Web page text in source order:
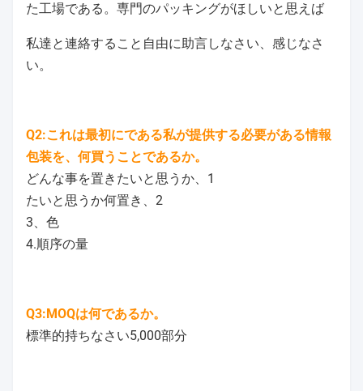
た工場である。専門のパッキングがほしいと思えば
私達と連絡すること自由に助言しなさい、感じなさ
い。
Q2:これは最初にである私が提供する必要がある情報
包装を、何買うことであるか。
どんな事を置きたいと思うか、1
たいと思うか何置き、2
3、色
4.順序の量
Q3:MOQは何であるか。
標準的持ちなさい5,000部分